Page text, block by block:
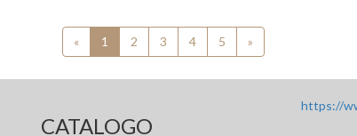
« 1 2 3 4 5 »
CATALOGO
https://